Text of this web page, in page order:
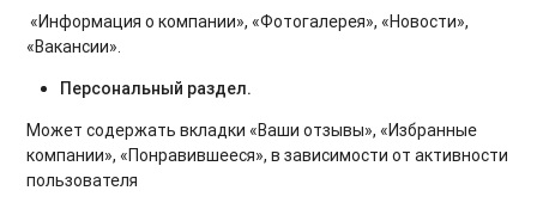
«Информация о компании», «Фотогалерея», «Новости»,
«Вакансии».
Персональный раздел.
Может содержать вкладки «Ваши отзывы», «Избранные
компании», «Понравившееся», в зависимости от активности
пользователя